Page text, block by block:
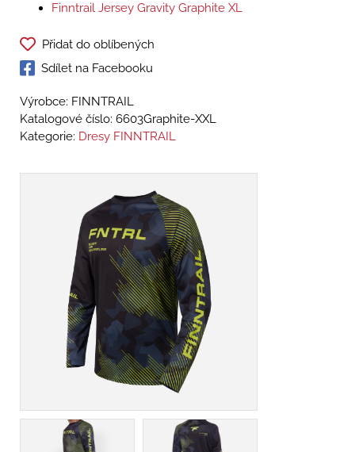
Finntrail Jersey Gravity Graphite XL
Přidat do oblíbených
Sdílet na Facebooku
Výrobce: FINNTRAIL
Katalogové číslo: 6603Graphite-XXL
Kategorie: Dresy FINNTRAIL